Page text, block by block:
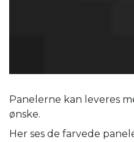
Panelerne kan leveres
ønske.
Her ses de farvede